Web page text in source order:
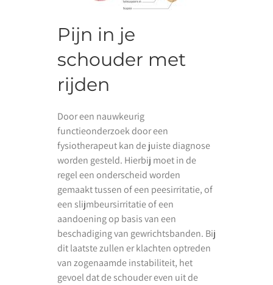
Pijn in je
schouder met
rijden
Door een nauwkeurig
functieonderzoek door een
fysiotherapeut kan de juiste diagnose
worden gesteld. Hierbij moet in de
regel een onderscheid worden
gemaakt tussen of een peesirritatie, of
een slijmbeursirritatie of een
aandoening op basis van een
beschadiging van gewrichtsbanden. Bij
dit laatste zullen er klachten optreden
van zogenaamde instabiliteit, het
gevoel dat de schouder even uit de